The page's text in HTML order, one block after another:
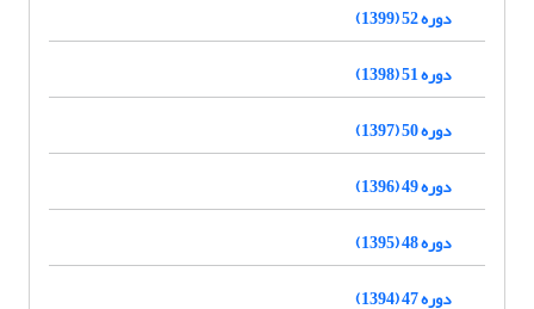
دوره 52 (1399)
دوره 51 (1398)
دوره 50 (1397)
دوره 49 (1396)
دوره 48 (1395)
دوره 47 (1394)